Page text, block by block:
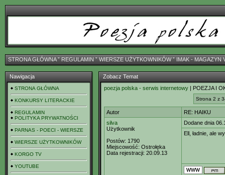
STRONA GŁÓWNAˇ REGULAMIN ˇ WIERSZE UŻYTKOWNIKÓWˇ IMAK - MAGAZYN
Nawigacja
STRONA GŁÓWNA
KONKURSY LITERACKIE
REGULAMIN
POLITYKA PRYWATNOŚCI
PARNAS - POECI - WIERSZE
WIERSZE UŻYTKOWNIKÓW
KORGO TV
YOUTUBE
Zobacz Temat
poezja polska - serwis internetowy | POEZJA I
Strona 2 z
Autor
RE: HAIKU
silva
Użytkownik
Postów: 1790
Miejscowość: Ostrołęka
Data rejestracji: 20.09.13
Dodane dnia
Ell, ładnie, ale